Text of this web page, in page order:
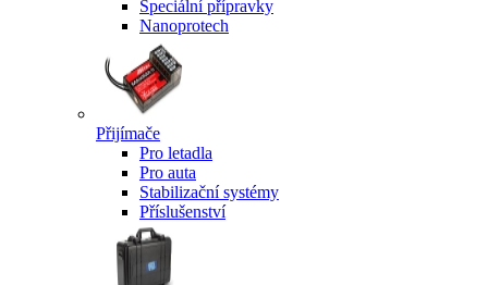
Speciální přípravky
Nanoprotech
Přijímače
Pro letadla
Pro auta
Stabilizační systémy
Příslušenství